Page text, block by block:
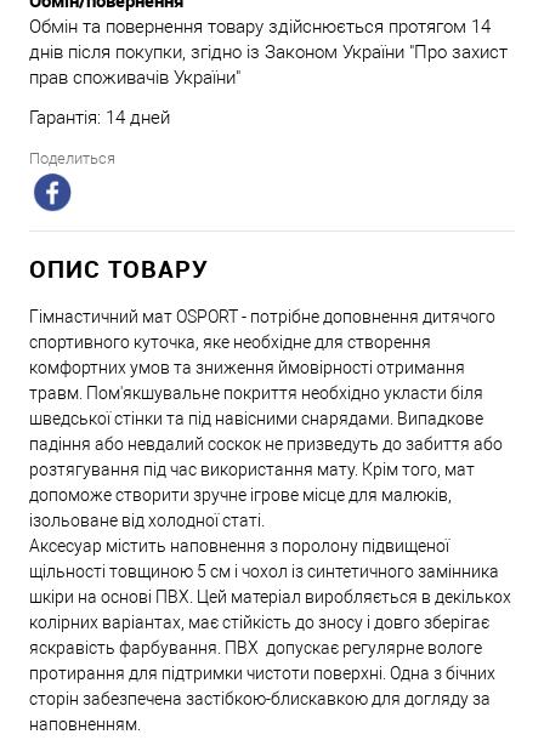
Обмін та повернення товару здійснюється протягом 14
днів після покупки, згідно із Законом України "Про захист
прав споживачів України"
Гарантія: 14 дней
Поделиться
ОПИС ТОВАРУ
Гімнастичний мат OSPORT - потрібне доповнення дитячого
спортивного куточка, яке необхідне для створення
комфортних умов та зниження ймовірності отримання
травм. Пом'якшувальне покриття необхідно укласти біля
шведської стінки та під навісними снарядами. Випадкове
падіння або невдалий соскок не призведуть до забиття або
розтягування під час використання мату. Крім того, мат
допоможе створити зручне ігрове місце для малюків,
ізольоване від холодної статі.
Аксесуар містить наповнення з поролону підвищеної
щільності товщиною 5 см і чохол із синтетичного замінника
шкіри на основі ПВХ. Цей матеріал виробляється в декількох
колірних варіантах, має стійкість до зносу і довго зберігає
яскравість фарбування. ПВХ допускає регулярне вологе
протирання для підтримки чистоти поверхні. Одна з бічних
сторін забезпечена застібкою-блискавкою для догляду за
наповненням.